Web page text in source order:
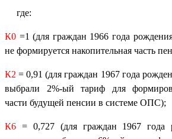
где:
К0 =1 (для граждан 1966 года
не формируется накопительная часть
К2 = 0,91 (для граждан 1967 года
выбрали 2%-ый тариф для
части будущей пенсии в системе ОПС);
К6 = 0,727 (для граждан 1967 года